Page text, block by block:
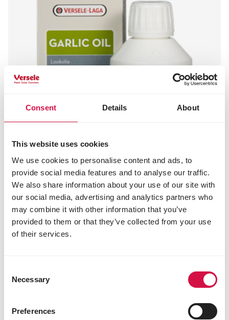
Consent Details About
This website uses cookies
We use cookies to personalise content and ads, to
provide social media features and to analyse our traffic.
We also share information about your use of our site with
our social media, advertising and analytics partners who
may combine it with other information that you’ve
provided to them or that they’ve collected from your use
of their services.
Selection
Necessary
Preferences
Lookolie